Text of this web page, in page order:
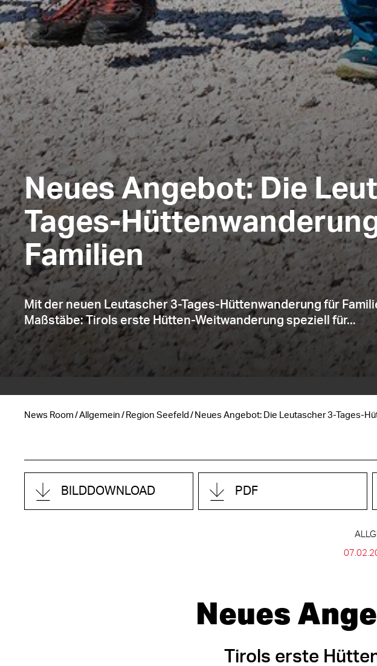
Neues Angebot: Die
Tages-
Familien
Mit der neuen Leutascher 3-Tages-Hüttenwanderung für
Maßstäbe: Tirols erste Hütten-Weitwanderung speziell für...
News Room Allgemein Region Seefeld Neues Angebot: Die Leutascher 3-Tages-
BILDDOWNLOAD PDF
Neues
Tirols erste